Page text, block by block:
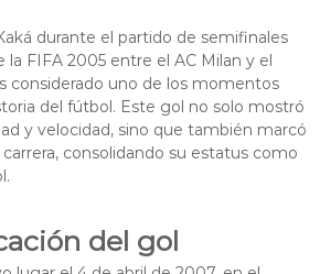
durante el partido de semifinales
la FIFA 2005 entre el AC Milan y el
considerado uno de los momentos
del fútbol. Este gol no solo mostró
y velocidad, sino que también marcó
consolidando su estatus como
del gol